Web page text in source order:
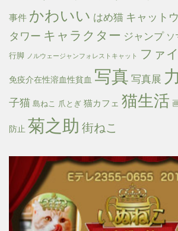
事件 かわいい はめ猫 キャット
タワー キャラクター ジャンプ ソ
行脚 ノルウェージャンフォレストキャット ファ
免疫介在性溶血性貧血 写真 写真展
子猫 島ねこ 爪とぎ 猫カフェ 猫生活
防止 菊之助 街ねこ